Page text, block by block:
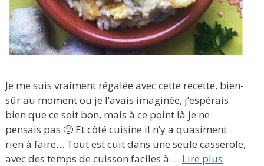
Je me suis vraiment régalée avec cette recette, bien-
sûr au moment ou je l’avais imaginée, j’espérais
bien que ce soit bon, mais à ce point là je ne
pensais pas 🙂 Et côté cuisine il n’y a quasiment
rien à faire… Tout est cuit dans une seule casserole,
avec des temps de cuisson faciles à … Lire plus